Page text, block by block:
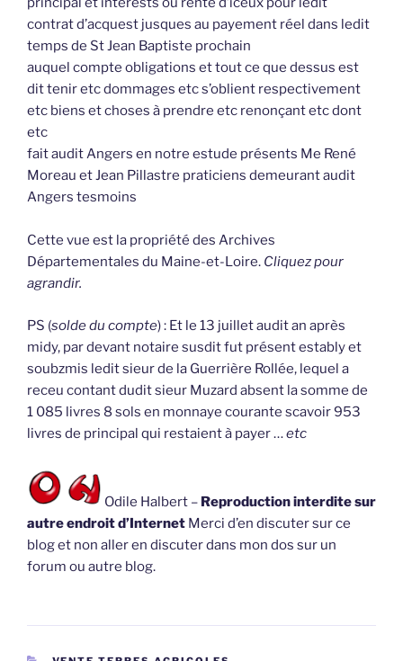
contrat d’acquest jusques au payement réel dans ledit
temps de St Jean Baptiste prochain
auquel compte obligations et tout ce que dessus est
dit tenir etc dommages etc s’oblient respectivement
etc biens et choses à prendre etc renonçant etc dont
etc
fait audit Angers en notre estude présents Me René
Moreau et Jean Pillastre praticiens demeurant audit
Angers tesmoins
Cette vue est la propriété des Archives
Départementales du Maine-et-Loire. Cliquez pour
agrandir.
PS (solde du compte) : Et le 13 juillet audit an après
midy, par devant notaire susdit fut présent estably et
soubzmis ledit sieur de la Guerrière Rollée, lequel a
receu contant dudit sieur Muzard absent la somme de
1 085 livres 8 sols en monnaye courante scavoir 953
livres de principal qui restaient à payer …etc
Odile Halbert – Reproduction interdite sur
autre endroit d’Internet Merci d’en discuter sur ce
blog et non aller en discuter dans mon dos sur un
forum ou autre blog.